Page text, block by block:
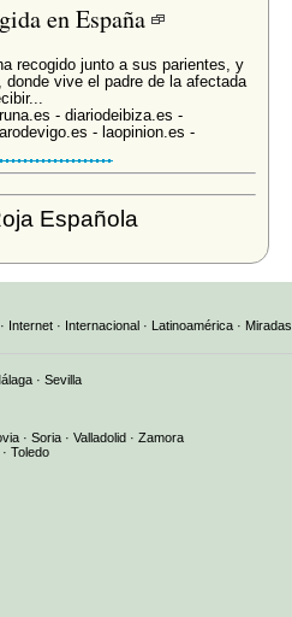
en España
recogido junto a sus parientes, y
vive el padre de la afectada
- diariodeibiza.es -
- laopinion.es -
Española
· Internet · Internacional · Latinoamérica · Miradas
· Sevilla
· Soria · Valladolid · Zamora
· Toledo